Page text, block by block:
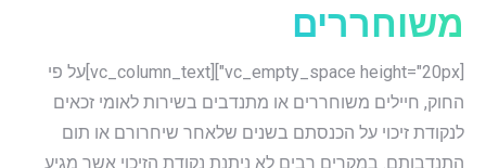
משוחררים
[vc_empty_space height="20px"][vc_column_text]על פי
החוק, חיילים משוחררים או מתנדבים בשירות לאומי זכאים
לנקודת זיכוי על הכנסתם בשנים שלאחר שיחרורם או תום
התנדבותם. במקרים רבים לא ניתנת נקודת הזיכוי אשר מגיע